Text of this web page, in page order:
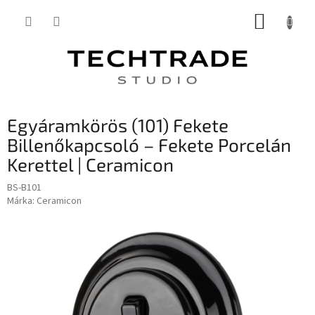
KOSÁR
Egyáramkörös (101) Fekete
Billenőkapcsoló – Fekete Porcelán
Kerettel | Ceramicon
BS-B101
Márka: Ceramicon